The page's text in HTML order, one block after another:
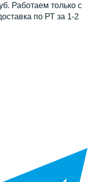
Работаем только с
по РТ за 1-2